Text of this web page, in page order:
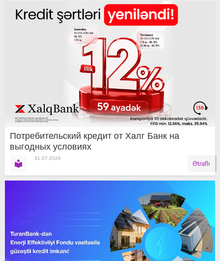
Потребительский кредит от Халг Банк на
выгодных условиях
31.07.2026
Ətraflı